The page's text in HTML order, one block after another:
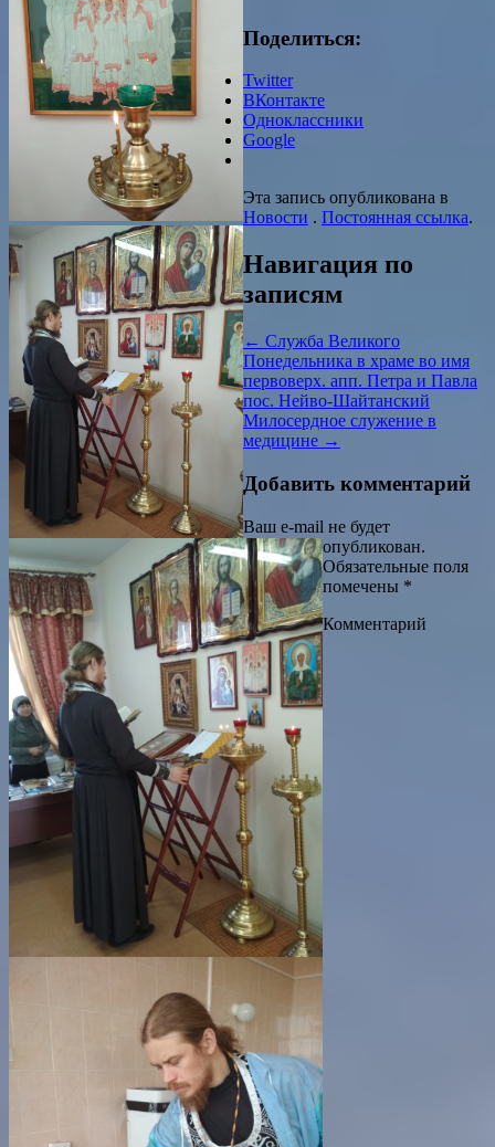
Поделиться:
Twitter
ВКонтакте
Одноклассники
Google
Эта запись опубликована в
Новости . Постоянная ссылка.
Навигация по
записям
← Служба Великого
Понедельника в храме во имя
первоверх. апп. Петра и Павла
пос. Нейво-Шайтанский
Милосердное служение в
медицине →
Добавить комментарий
Ваш e-mail не будет
опубликован.
Обязательные поля
помечены *
Комментарий